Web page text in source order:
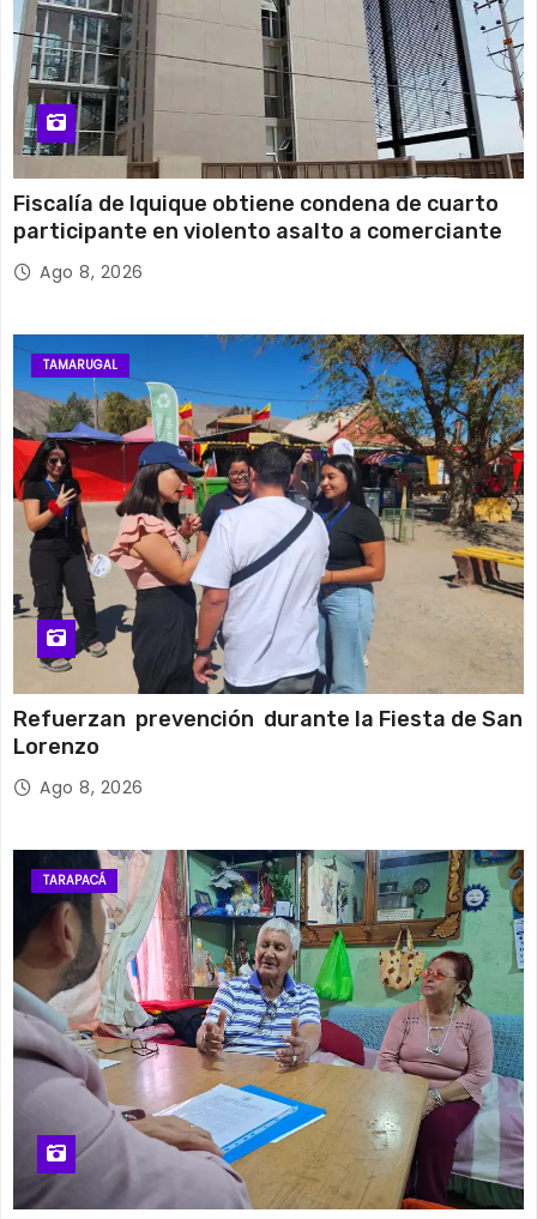
Fiscalía de Iquique obtiene condena de cuarto
participante en violento asalto a comerciante
Ago 8, 2026
TAMARUGAL
Refuerzan prevención durante la Fiesta de San
Lorenzo
Ago 8, 2026
TARAPACÁ